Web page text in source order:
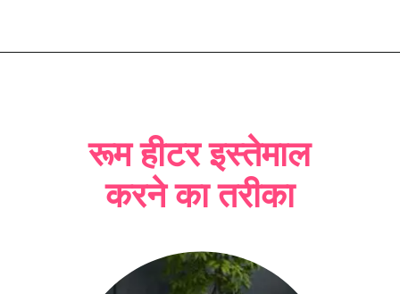
रूम हीटर इस्तेमाल
करने का तरीका